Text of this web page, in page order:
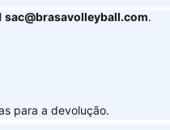
sac@brasavolleyball.com.
para a devolução.